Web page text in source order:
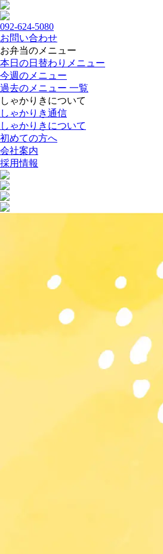
092-624-5080
お問い合わせ
お弁当のメニュー
本日の日替わりメニュー
今週のメニュー
過去のメニュー 一覧
しゃかりきについて
しゃかりき通信
しゃかりきについて
初めての方へ
会社案内
採用情報